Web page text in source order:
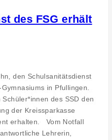
des FSG erhält
den Schulsanitätsdienst
in Pfullingen.
des SSD den
der Kreissparkasse
erhalten. Vom Notfall
Lehrerin,